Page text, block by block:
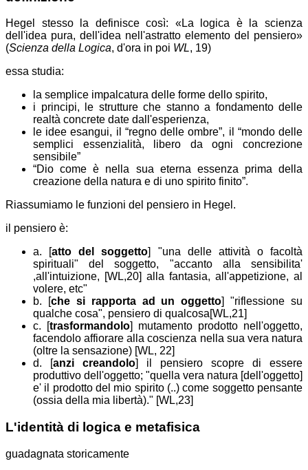
Hegel stesso la definisce così:
La logica è la scienza
dell'idea pura, dell'idea nell'astratto elemento del pensiero
(Scienza della Logica, d'ora in poi WL, 19)
essa studia:
la semplice impalcatura delle forme dello spirito,
i principi, le strutture che stanno a fondamento delle
realtà concrete date dall'esperienza,
le idee esangui, il “regno delle ombre”, il “mondo delle
semplici essenzialità, libero da ogni concrezione
sensibile”
“Dio come è nella sua eterna essenza prima della
creazione della natura e di uno spirito finito”.
Riassumiamo le funzioni del pensiero in Hegel.
il pensiero è:
a. [atto del soggetto] "una delle attività o facoltà
spirituali" del soggetto, "accanto alla sensibilita'
,all'intuizione, [WL,20] alla fantasia, all'appetizione, al
volere, etc"
b. [che si rapporta ad un oggetto] "riflessione su
qualche cosa", pensiero di qualcosa[WL,21]
c. [trasformandolo] mutamento prodotto nell'oggetto,
facendolo affiorare alla coscienza nella sua vera natura
(oltre la sensazione) [WL, 22]
d. [anzi creandolo] il pensiero scopre di essere
produttivo dell'oggetto; "quella vera natura [dell'oggetto]
e' il prodotto del mio spirito (..) come soggetto pensante
(ossia della mia libertà)." [WL,23]
L'identità di logica e metafisica
guadagnata storicamente